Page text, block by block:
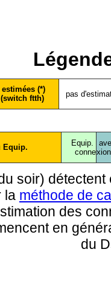
(*)
ftth)
pas
Equip.
Equip.
conne
soir)
la méthode de
des
en
du